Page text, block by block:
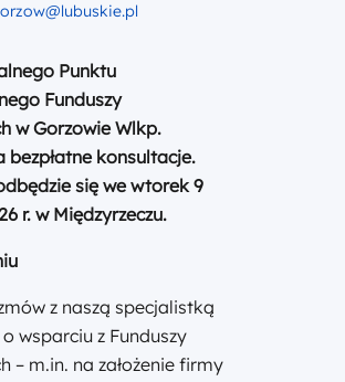
Punktu
Funduszy
w Gorzowie Wlkp.
bezpłatne konsultacje.
się we wtorek 9
r. w Międzyrzeczu.
z naszą specjalistką
wsparciu z Funduszy
– m.in. na założenie firmy